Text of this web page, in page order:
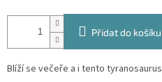
Přidat do košíku
Blíží se večeře a i tento